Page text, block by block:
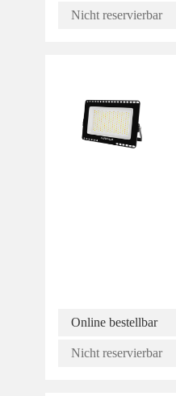
Nicht reservierbar
Online bestellbar
Nicht reservierbar